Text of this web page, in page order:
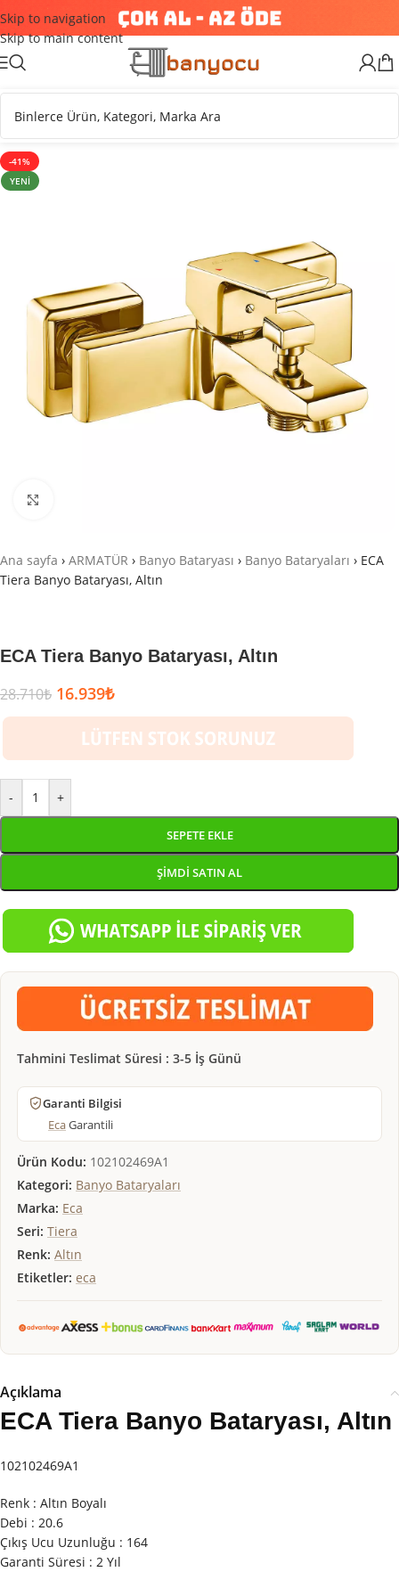
Skip to navigation
Skip to main content
-41%
YENI
Ana sayfa › ARMATÜR › Banyo Bataryası › Banyo Bataryaları › ECA
Tiera Banyo Bataryası, Altın
ECA Tiera Banyo Bataryası, Altın
28.710₺ 16.939₺
- +
SEPETE EKLE
ŞIMDI SATIN AL
Tahmini Teslimat Süresi : 3-5 İş Günü
Garanti Bilgisi
EcaGarantili
Ürün Kodu: 102102469A1
Kategori: Banyo Bataryaları
Marka: Eca
Seri: Tiera
Renk: Altın
Etiketler: eca
Açıklama
ECA Tiera Banyo Bataryası, Altın
102102469A1
Renk : Altın Boyalı
Debi : 20.6
Çıkış Ucu Uzunluğu : 164
Garanti Süresi : 2 Yıl